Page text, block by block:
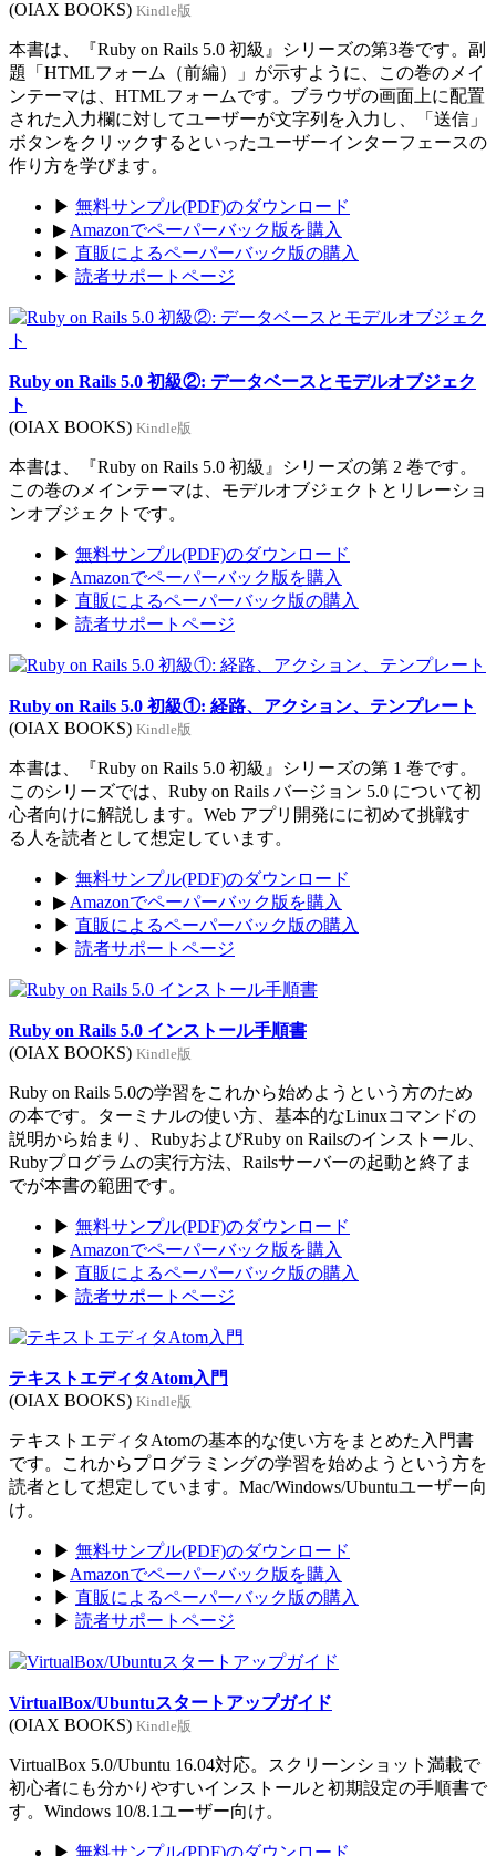
(OIAX BOOKS) Kindle版
本書は、『Ruby on Rails 5.0 初級』シリーズの第3巻です。副
題「HTMLフォーム（前編）」が示すように、この巻のメイ
ンテーマは、HTMLフォームです。ブラウザの画面上に配置
された入力欄に対してユーザーが文字列を入力し、「送信」
ボタンをクリックするといったユーザーインターフェースの
作り方を学びます。
▶ 無料サンプル(PDF)のダウンロード
▶ Amazonでペーパーバック版を購入
▶ 直販によるペーパーバック版の購入
▶ 読者サポートページ
Ruby on Rails 5.0 初級②: データベースとモデルオブジェク
ト
(OIAX BOOKS) Kindle版
本書は、『Ruby on Rails 5.0 初級』シリーズの第 2 巻です。
この巻のメインテーマは、モデルオブジェクトとリレーショ
ンオブジェクトです。
▶ 無料サンプル(PDF)のダウンロード
▶ Amazonでペーパーバック版を購入
▶ 直販によるペーパーバック版の購入
▶ 読者サポートページ
Ruby on Rails 5.0 初級①: 経路、アクション、テンプレート
(OIAX BOOKS) Kindle版
本書は、『Ruby on Rails 5.0 初級』シリーズの第 1 巻です。
このシリーズでは、Ruby on Rails バージョン 5.0 について初
心者向けに解説します。Web アプリ開発にに初めて挑戦す
る人を読者として想定しています。
▶ 無料サンプル(PDF)のダウンロード
▶ Amazonでペーパーバック版を購入
▶ 直販によるペーパーバック版の購入
▶ 読者サポートページ
Ruby on Rails 5.0 インストール手順書
(OIAX BOOKS) Kindle版
Ruby on Rails 5.0の学習をこれから始めようという方のため
の本です。ターミナルの使い方、基本的なLinuxコマンドの
説明から始まり、RubyおよびRuby on Railsのインストール、
Rubyプログラムの実行方法、Railsサーバーの起動と終了ま
でが本書の範囲です。
▶ 無料サンプル(PDF)のダウンロード
▶ Amazonでペーパーバック版を購入
▶ 直販によるペーパーバック版の購入
▶ 読者サポートページ
テキストエディタAtom入門
(OIAX BOOKS) Kindle版
テキストエディタAtomの基本的な使い方をまとめた入門書
です。これからプログラミングの学習を始めようという方を
読者として想定しています。Mac/Windows/Ubuntuユーザー向
け。
▶ 無料サンプル(PDF)のダウンロード
▶ Amazonでペーパーバック版を購入
▶ 直販によるペーパーバック版の購入
▶ 読者サポートページ
VirtualBox/Ubuntuスタートアップガイド
(OIAX BOOKS) Kindle版
VirtualBox 5.0/Ubuntu 16.04対応。スクリーンショット満載で
初心者にも分かりやすいインストールと初期設定の手順書で
す。Windows 10/8.1ユーザー向け。
▶ 無料サンプル(PDF)のダウンロード